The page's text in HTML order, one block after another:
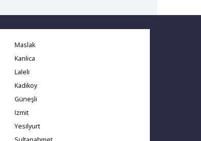
Maslak
Kanlica
Laleli
Kadikoy
Güneşli
Izmit
Yesilyurt